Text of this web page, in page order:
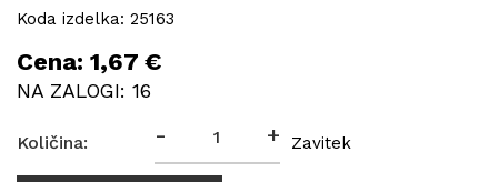
Koda izdelka: 25163
Cena: 1,67 €
NA ZALOGI: 16
Količina: - + Zavitek